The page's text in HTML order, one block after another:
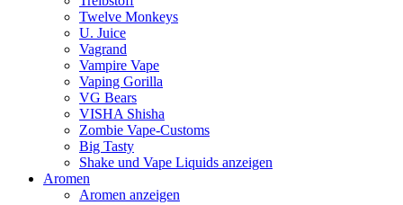
Twelve Monkeys
U. Juice
Vagrand
Vampire Vape
Vaping Gorilla
VG Bears
VISHA Shisha
Zombie Vape-Customs
Big Tasty
Shake und Vape Liquids anzeigen
Aromen
Aromen anzeigen